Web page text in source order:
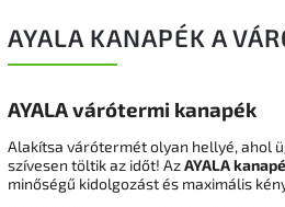
AYALA KANAPÉK A
AYALA várótermi kanapék
Alakítsa várótermét olyan hellyé, ahol
szívesen töltik az időt! AzAYALA
minőségű kidolgozást és maximális